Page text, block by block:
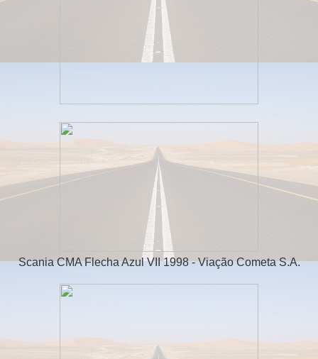
Scania CMA Flecha Azul VII 1998 - Viação Cometa S.A.